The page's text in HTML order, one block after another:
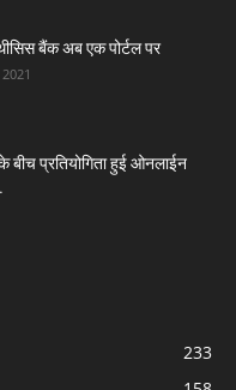
बैंक अब एक पोर्टल पर
प्रतियोगिता हुई ओनलाईन
233